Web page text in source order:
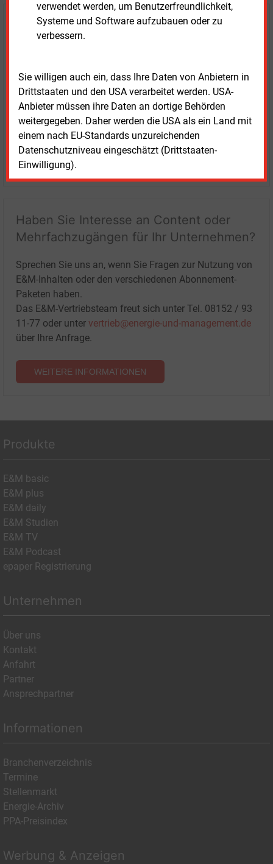
verwendet werden, um Benutzerfreundlichkeit,
Systeme und Software aufzubauen oder zu
verbessern.
Sie willigen auch ein, dass Ihre Daten von Anbietern in
Drittstaaten und den USA verarbeitet werden. USA-
Anbieter müssen ihre Daten an dortige Behörden
weitergegeben. Daher werden die USA als ein Land mit
einem nach EU-Standards unzureichenden
Datenschutzniveau eingeschätzt (Drittstaaten-
Einwilligung).
Login für Kunden
LOGIN
Haben Sie Interesse an Content oder
Mehrfachzugängen für Ihr Unternehmen?
Sprechen Sie uns an, wenn Sie Fragen zur Nutzung von
E&M-Inhalten oder den verschiedenen Abonnement-
Paketen haben.
Das E&M-Vertriebsteam freut sich unter Tel. 08152 / 93
11-77 oder unter vertrieb@energie-und-management.de
über Ihre Anfrage.
WEITERE INFORMATIONEN
Produkte
E&M basic
E&M plus
E&M daily
E&M Studien
E&M TV
E&M Podcast
epaper Registrierung
Unternehmen
Über uns
Kontakt
Anfahrt
Partner
Ansprechpartner
Informationen
Branchenverzeichnis
Termine
Stellenmarkt
Energie-Archiv
PPA-Preisindex
Werbung & Anzeigen